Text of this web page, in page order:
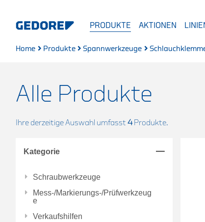
PRODUKTE AKTIONEN
Home Produkte Spannwerkzeuge
Alle Produkte
Ihre derzeitige Auswahl umfasst 4Produkte.
Kategorie
Schraubwerkzeuge
Mess-/Markierungs-/Prüfwerkzeug
e
Verkaufshilfen